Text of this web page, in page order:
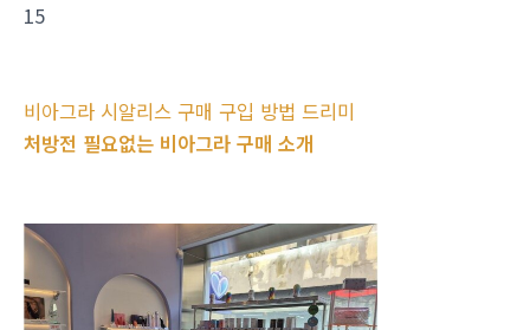
15
비아그라 시알리스 구매 구입 방법 드리미
처방전 필요없는 비아그라 구매 소개